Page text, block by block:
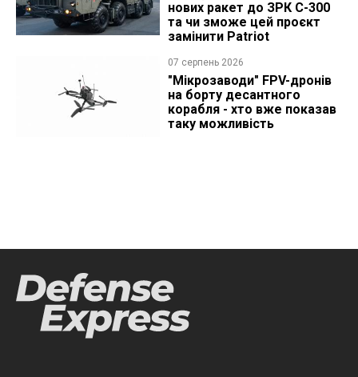
нових ракет до ЗРК С-300
та чи зможе цей проєкт
замінити Patriot
07 серпень 2026
"Мікрозаводи" FPV-дронів
на борту десантного
корабля - хто вже показав
таку можливість